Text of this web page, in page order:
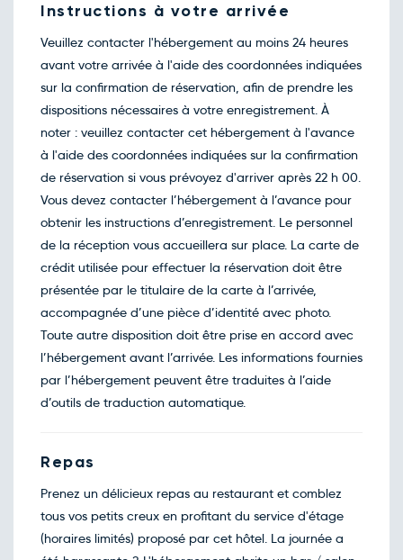
Instructions à votre arrivée
Veuillez contacter l'hébergement au moins 24 heures
avant votre arrivée à l'aide des coordonnées indiquées
sur la confirmation de réservation, afin de prendre les
dispositions nécessaires à votre enregistrement. À
noter : veuillez contacter cet hébergement à l'avance
à l'aide des coordonnées indiquées sur la confirmation
de réservation si vous prévoyez d'arriver après 22 h 00.
Vous devez contacter l’hébergement à l’avance pour
obtenir les instructions d’enregistrement. Le personnel
de la réception vous accueillera sur place. La carte de
crédit utilisée pour effectuer la réservation doit être
présentée par le titulaire de la carte à l’arrivée,
accompagnée d’une pièce d’identité avec photo.
Toute autre disposition doit être prise en accord avec
l’hébergement avant l’arrivée. Les informations fournies
par l’hébergement peuvent être traduites à l’aide
d’outils de traduction automatique.
Repas
Prenez un délicieux repas au restaurant et comblez
tous vos petits creux en profitant du service d'étage
(horaires limités) proposé par cet hôtel. La journée a